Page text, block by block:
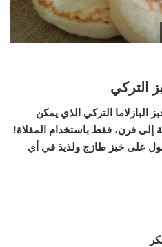
التركي
البازلاما التركي الذي يمكن
إلى فرن، فقط باستخدام المقلاة!
على خبز طازج ولذيذ في أي